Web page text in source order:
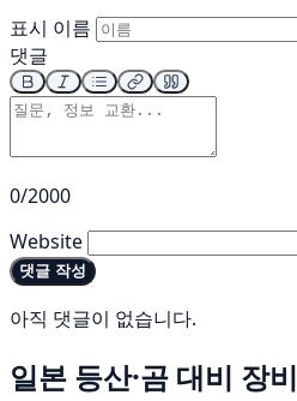
표시 이름
댓글
0/2000
Website
댓글 작성
아직 댓글이 없습니다.
일본 등산·곰 대비 장비